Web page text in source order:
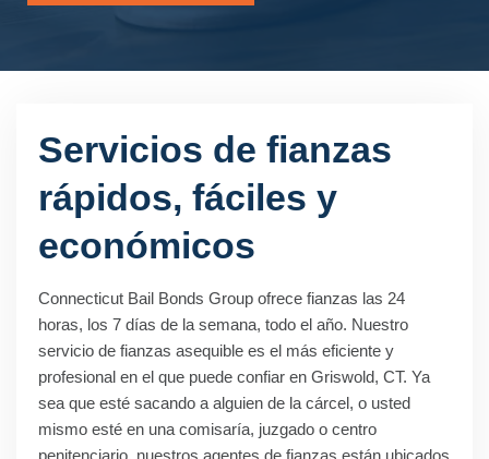
Servicios de fianzas
rápidos, fáciles y
económicos
Connecticut Bail Bonds Group ofrece fianzas las 24
horas, los 7 días de la semana, todo el año. Nuestro
servicio de fianzas asequible es el más eficiente y
profesional en el que puede confiar en Griswold, CT. Ya
sea que esté sacando a alguien de la cárcel, o usted
mismo esté en una comisaría, juzgado o centro
penitenciario, nuestros agentes de fianzas están ubicados